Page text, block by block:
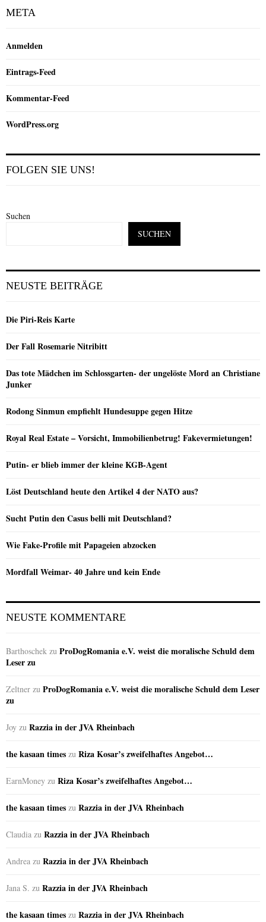
META
Anmelden
Eintrags-Feed
Kommentar-Feed
WordPress.org
FOLGEN SIE UNS!
Suchen
SUCHEN
NEUSTE BEITRÄGE
Die Piri-Reis Karte
Der Fall Rosemarie Nitribitt
Das tote Mädchen im Schlossgarten- der ungelöste Mord an Christiane
Junker
Rodong Sinmun empfiehlt Hundesuppe gegen Hitze
Royal Real Estate – Vorsicht, Immobilienbetrug! Fakevermietungen!
Putin- er blieb immer der kleine KGB-Agent
Löst Deutschland heute den Artikel 4 der NATO aus?
Sucht Putin den Casus belli mit Deutschland?
Wie Fake-Profile mit Papageien abzocken
Mordfall Weimar- 40 Jahre und kein Ende
NEUSTE KOMMENTARE
Barthoschek zu ProDogRomania e.V. weist die moralische Schuld dem
Leser zu
Zeltner zu ProDogRomania e.V. weist die moralische Schuld dem Leser
zu
Joy zu Razzia in der JVA Rheinbach
the kasaan times zu Riza Kosar’s zweifelhaftes Angebot…
EarnMoney zu Riza Kosar’s zweifelhaftes Angebot…
the kasaan times zu Razzia in der JVA Rheinbach
Claudia zu Razzia in der JVA Rheinbach
Andrea zu Razzia in der JVA Rheinbach
Jana S. zu Razzia in der JVA Rheinbach
the kasaan times zu Razzia in der JVA Rheinbach